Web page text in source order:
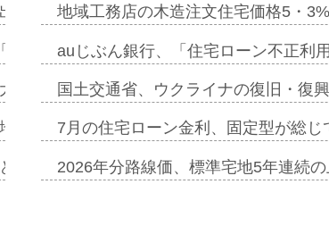
す=年内にも城南エ…
職住遊」融合型の賃…
へ=ガーデンカフェ…
開発で初協業=お互…
こどりのコリビング…
地域工務店の木造注文住宅価格5・
auじぶん銀行、「住宅ローン不正利
国土交通省、ウクライナの復旧・復
7月の住宅ローン金利、固定型が総
2026年分路線価、標準宅地5年連続